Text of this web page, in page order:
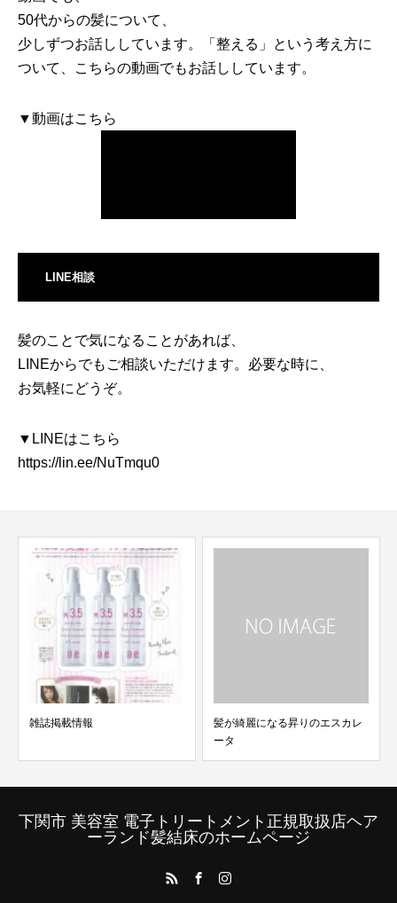
50代からの髪について、
少しずつお話ししています。「整える」という考え方に
ついて、こちらの動画でもお話ししています。
▼動画はこちら
LINE相談
髪のことで気になることがあれば、
LINEからでもご相談いただけます。必要な時に、
お気軽にどうぞ。
▼LINEはこちら
https://lin.ee/NuTmqu0
載情報
髪が綺麗になる昇りのエスカレ
もう一つ
下関市 美容室 電子トリートメント正規取扱店ヘア
ーランド髪結床のホームページ